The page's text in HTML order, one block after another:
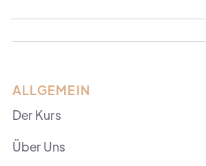
ALLGEMEIN
Der Kurs
Über Uns